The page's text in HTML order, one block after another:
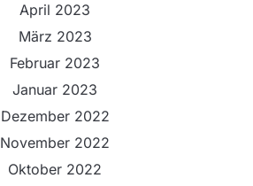
April 2023
März 2023
Februar 2023
Januar 2023
Dezember 2022
November 2022
Oktober 2022